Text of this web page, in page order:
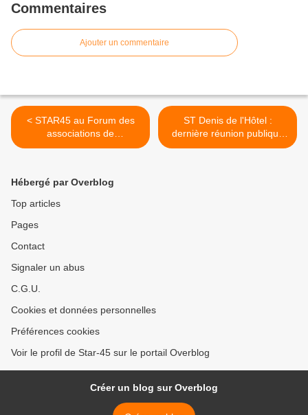
Commentaires
Ajouter un commentaire
< STAR45 au Forum des
associations de
Chateauneuf 2013
ST Denis de l'Hôtel :
dernière réunion publique
avant... >
Hébergé par Overblog
Top articles
Pages
Contact
Signaler un abus
C.G.U.
Cookies et données personnelles
Préférences cookies
Voir le profil de Star-45 sur le portail Overblog
Créer un blog sur Overblog